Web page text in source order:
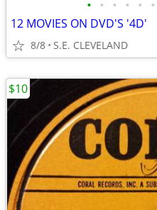
• • • • • •
12 MOVIES ON DVD'S '4D'
8/8 S.E. CLEVELAND
$10